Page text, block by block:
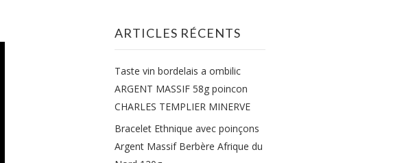
ARTICLES RÉCENTS
Taste vin bordelais a ombilic
ARGENT MASSIF 58g poincon
CHARLES TEMPLIER MINERVE
Bracelet Ethnique avec poinçons
Argent Massif Berbère Afrique du